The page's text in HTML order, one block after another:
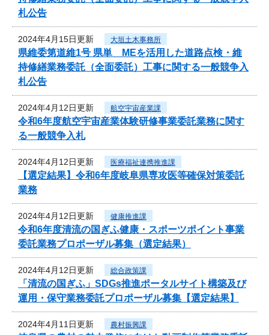
札公告
2024年4月15日更新 大垣土木事務所
県維委第道維1号 県単 MEを活用した道路点検・維
持修繕業務委託（全面委託）工事に関する一般競争入
札公告
2024年4月12日更新 航空宇宙産業課
令和6年度航空宇宙産業体験研修事業委託業務に関す
る一般競争入札
2024年4月12日更新 医療福祉連携推進課
【選定結果】令和6年度岐阜県専攻医等確保対策委託
業務
2024年4月12日更新 健康推進課
令和6年度清流の国ぎふ健康・スポーツポイント事業
委託業務プロポーザル募集（選定結果）
2024年4月12日更新 総合政策課
「清流の国ぎふ」SDGs推進ポータルサイト構築及び
運用・保守業務委託プロポーザル募集【選定結果】
2024年4月11日更新 農村振興課